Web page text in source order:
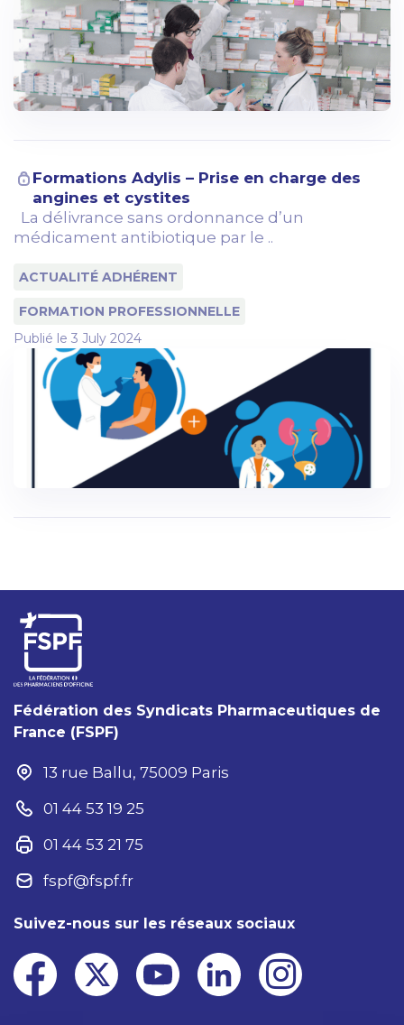
Formations Adylis – Prise en charge des
angines et cystites
La délivrance sans ordonnance d’un
médicament antibiotique par le ..
ACTUALITÉ ADHÉRENT
FORMATION PROFESSIONNELLE
Publié le 3 July 2024
Fédération des Syndicats Pharmaceutiques de
France (FSPF)
13 rue Ballu, 75009 Paris
01 44 53 19 25
01 44 53 21 75
fspf@fspf.fr
Suivez-nous sur les réseaux sociaux